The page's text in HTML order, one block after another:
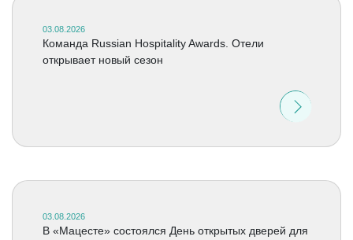
03.08.2026
Команда Russian Hospitality Awards. Отели
открывает новый сезон
03.08.2026
В «Мацесте» состоялся День открытых дверей для